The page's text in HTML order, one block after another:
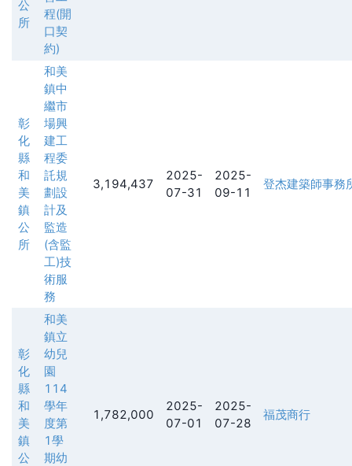
公
所
程(開
口契
約)
彰
化
縣
和
美
鎮
公
所
和美
鎮中
繼市
場興
建工
程委
託規
劃設
計及
監造
(含監
工)技
術服
務
3,194,437
2025-
07-31
2025-
09-11
登杰建築師事務
彰
化
縣
和
美
鎮
公
和美
鎮立
幼兒
園
114
學年
度第
1學
期幼
1,782,000
2025-
07-01
2025-
07-28
福茂商行